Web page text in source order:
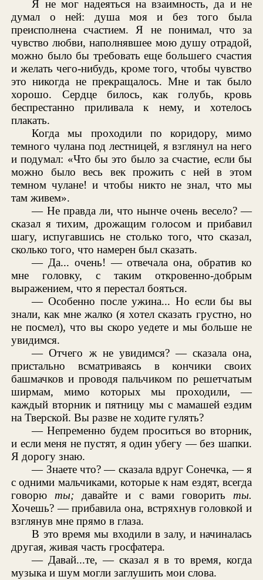
Я не мог надеяться на взаимность, да и не
думал о ней: душа моя и без того была
преисполнена счастием. Я не понимал, что за
чувство любви, наполнявшее мою душу отрадой,
можно было бы требовать еще большего счастия
и желать чего-нибудь, кроме того, чтобы чувство
это никогда не прекращалось. Мне и так было
хорошо. Сердце билось, как голубь, кровь
беспрестанно приливала к нему, и хотелось
плакать.
Когда мы проходили по коридору, мимо
темного чулана под лестницей, я взглянул на него
и подумал: «Что бы это было за счастие, если бы
можно было весь век прожить с ней в этом
темном чулане! и чтобы никто не знал, что мы
там живем».
— Не правда ли, что нынче очень весело? —
сказал я тихим, дрожащим голосом и прибавил
шагу, испугавшись не столько того, что сказал,
сколько того, что намерен был сказать.
— Да... очень! — отвечала она, обратив ко
мне головку, с таким откровенно-добрым
выражением, что я перестал бояться.
— Особенно после ужина... Но если бы вы
знали, как мне жалко (я хотел сказать грустно, но
не посмел), что вы скоро уедете и мы больше не
увидимся.
— Отчего ж не увидимся? — сказала она,
пристально всматриваясь в кончики своих
башмачков и проводя пальчиком по решетчатым
ширмам, мимо которых мы проходили, —
каждый вторник и пятницу мы с мамашей ездим
на Тверской. Вы разве не ходите гулять?
— Непременно будем проситься во вторник,
и если меня не пустят, я один убегу — без шапки.
Я дорогу знаю.
— Знаете что? — сказала вдруг Сонечка, — я
с одними мальчиками, которые к нам ездят, всегда
говорю ты; давайте и с вами говорить ты.
Хочешь? — прибавила она, встряхнув головкой и
взглянув мне прямо в глаза.
В это время мы входили в залу, и начиналась
другая, живая часть гросфатера.
— Давай...те, — сказал я в то время, когда
музыка и шум могли заглушить мои слова.